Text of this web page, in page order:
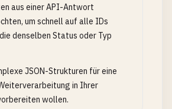
aus einer API-Antwort
um schnell auf alle IDs
denselben Status oder Typ
JSON-Strukturen für eine
in Ihrer
wollen.